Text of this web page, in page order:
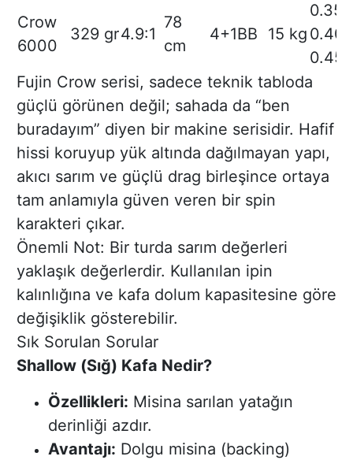
Crow
6000
329 gr4.9:1
78
cm
4+1BB 15 kg
0.35/
0.40/
0.45/
Fujin Crow serisi, sadece teknik tabloda
güçlü görünen değil; sahada da “ben
buradayım” diyen bir makine serisidir. Hafif
hissi koruyup yük altında dağılmayan yapı,
akıcı sarım ve güçlü drag birleşince ortaya
tam anlamıyla güven veren bir spin
karakteri çıkar.
Önemli Not: Bir turda sarım değerleri
yaklaşık değerlerdir. Kullanılan ipin
kalınlığına ve kafa dolum kapasitesine göre
değişiklik gösterebilir.
Sık Sorulan Sorular
Shallow (Sığ) Kafa Nedir?
Özellikleri: Misina sarılan yatağın
derinliği azdır.
Avantajı: Dolgu misina (backing)